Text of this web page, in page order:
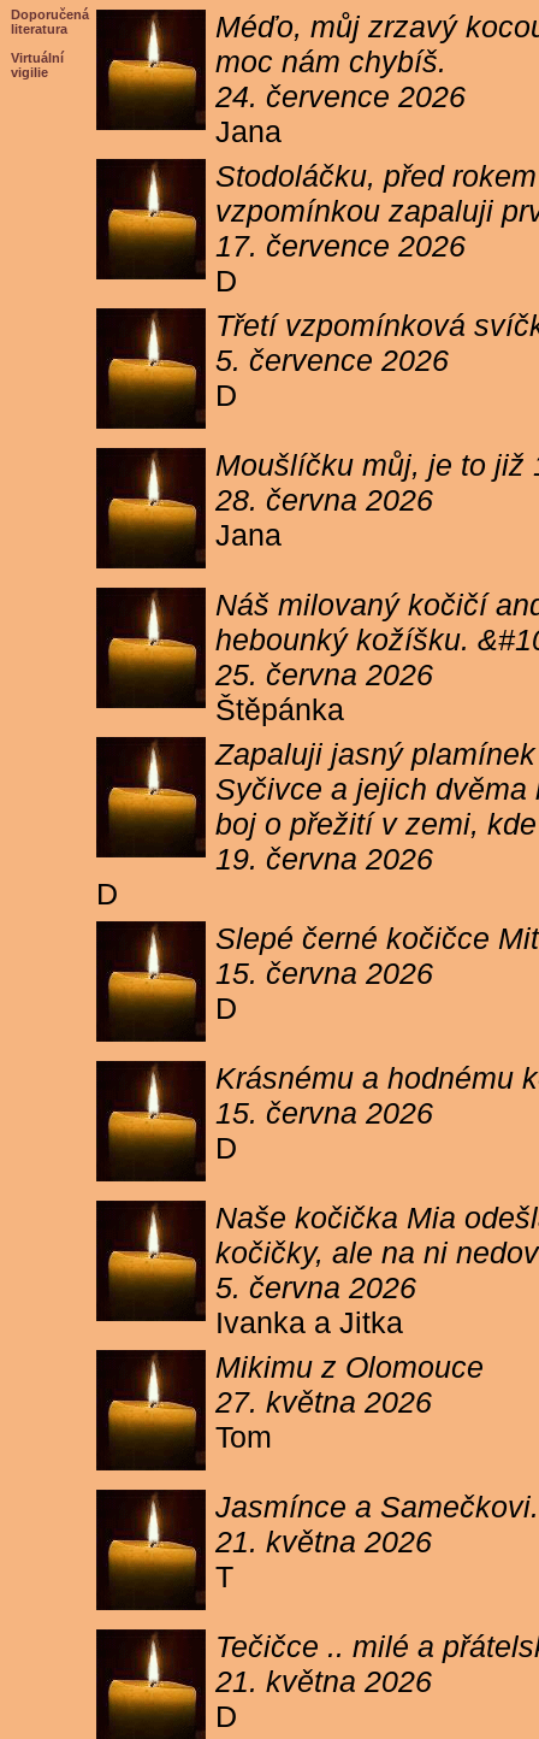
Doporučená
literatura
Virtuální
vigilie
Méďo, můj zrzavý
moc nám chybíš.
24. července 2026
Jana
Stodoláčku, před
vzpomínkou zapaluji
17. července 2026
D
Třetí vzpomínková
5. července 2026
D
Moušlíčku můj, je to již
28. června 2026
Jana
Náš milovaný kočičí
hebounký kožíšku.
25. června 2026
Štěpánka
Zapaluji jasný
Syčivce a jejich
boj o přežití v zemi,
19. června 2026
D
Slepé černé kočičce
15. června 2026
D
Krásnému a hodnému
15. června 2026
D
Naše kočička Mia
kočičky, ale na ni
5. června 2026
Ivanka a Jitka
Mikimu z Olomouce
27. května 2026
Tom
Jasmínce a
21. května 2026
T
Tečičce .. milé a
21. května 2026
D